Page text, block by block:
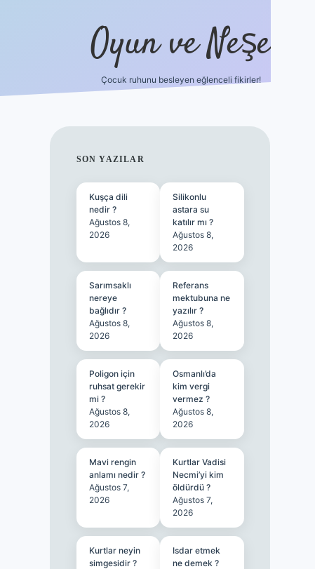
Oyun ve Neşe
Çocuk ruhunu besleyen eğlenceli fikirler!
SIDEBAR
SON YAZILAR
Kuşça dili
nedir ?
Ağustos 8,
2026
Silikonlu
astara su
katılır mı ?
Ağustos 8,
2026
Sarımsaklı
nereye
bağlıdır ?
Ağustos 8,
2026
Referans
mektubuna ne
yazılır ?
Ağustos 8,
2026
Poligon için
ruhsat gerekir
mi ?
Ağustos 8,
2026
Osmanlı’da
kim vergi
vermez ?
Ağustos 8,
2026
Mavi rengin
anlamı nedir ?
Ağustos 7,
2026
Kurtlar Vadisi
Necmi’yi kim
öldürdü ?
Ağustos 7,
2026
Kurtlar neyin
simgesidir ?
Isdar etmek
ne demek ?
betci ilbet yeni giriş